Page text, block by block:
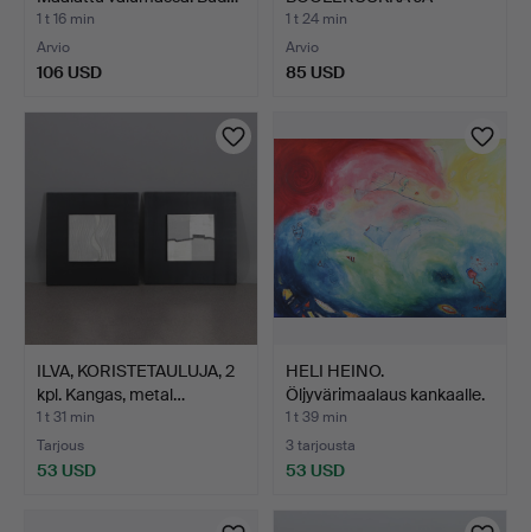
1 t 16 min
Arvio
106 USD
KAUPHA. Kera…
1 t 24 min
Arvio
85 USD
ILVA, KORISTETAULUJA, 2
kpl. Kangas, metal…
1 t 31 min
Tarjous
53 USD
HELI HEINO.
Öljyvärimaalaus kankaalle.
Kom…
1 t 39 min
3 tarjousta
53 USD